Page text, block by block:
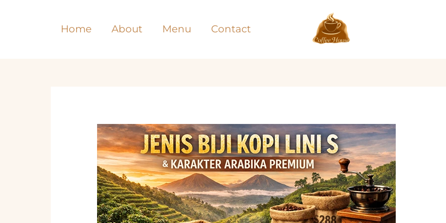
Home About Menu Contact